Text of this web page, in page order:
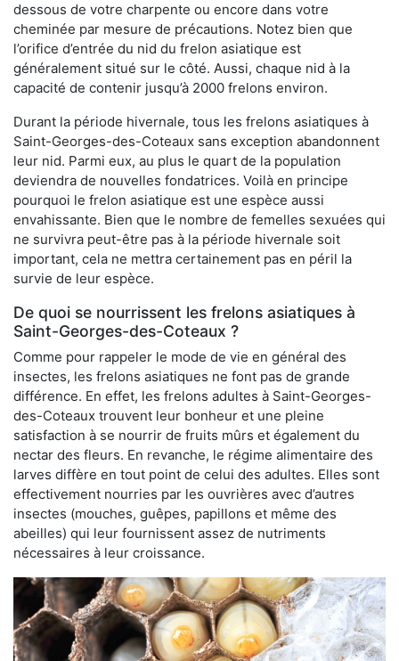
dessous de votre charpente ou encore dans votre
cheminée par mesure de précautions. Notez bien que
l’orifice d’entrée du nid du frelon asiatique est
généralement situé sur le côté. Aussi, chaque nid à la
capacité de contenir jusqu’à 2000 frelons environ.
Durant la période hivernale, tous les frelons asiatiques à
Saint-Georges-des-Coteaux sans exception abandonnent
leur nid. Parmi eux, au plus le quart de la population
deviendra de nouvelles fondatrices. Voilà en principe
pourquoi le frelon asiatique est une espèce aussi
envahissante. Bien que le nombre de femelles sexuées qui
ne survivra peut-être pas à la période hivernale soit
important, cela ne mettra certainement pas en péril la
survie de leur espèce.
De quoi se nourrissent les frelons asiatiques à
Saint-Georges-des-Coteaux ?
Comme pour rappeler le mode de vie en général des
insectes, les frelons asiatiques ne font pas de grande
différence. En effet, les frelons adultes à Saint-Georges-
des-Coteaux trouvent leur bonheur et une pleine
satisfaction à se nourrir de fruits mûrs et également du
nectar des fleurs. En revanche, le régime alimentaire des
larves diffère en tout point de celui des adultes. Elles sont
effectivement nourries par les ouvrières avec d’autres
insectes (mouches, guêpes, papillons et même des
abeilles) qui leur fournissent assez de nutriments
nécessaires à leur croissance.